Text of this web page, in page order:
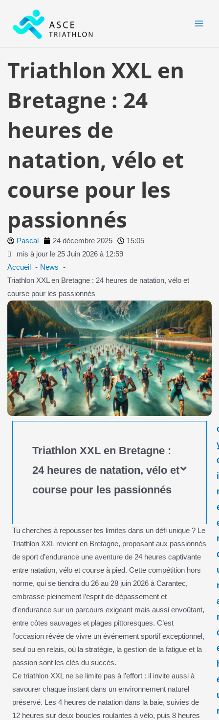
contenu
Triathlon XXL en
Bretagne : 24
heures de
natation, vélo et
course pour les
passionnés
Pascal 24 décembre 2025
15:05
mis à jour le 25 Juin 2026 à 12:59
Accueil
News
Triathlon XXL en Bretagne : 24 heures de natation, vélo et
course pour les passionnés
Triathlon XXL en Bretagne :
24 heures de natation, vélo et
course pour les passionnés
Tu cherches à repousser tes limites dans un défi unique ? Le
Triathlon XXL revient en Bretagne, proposant aux passionnés
de sport d’endurance une aventure de 24 heures captivante
entre natation, vélo et course à pied. Cette compétition hors
norme, qui se tiendra du 26 au 28 juin 2026 à Carantec,
embrasse pleinement l’esprit de dépassement et
d’endurance sur un parcours exigeant mais aussi envoûtant,
entre côtes sauvages et plages pittoresques. C’est
l’occasion rêvée de vivre un événement sportif exceptionnel,
seul ou en relais, où la stratégie, la gestion de la fatigue et la
passion sont les clés du succès.
Ce triathlon XXL ne se limite pas à l’effort : il invite aussi à
savourer chaque instant dans un environnement naturel
préservé. Les 4 heures de natation dans la baie, suivies de
12 heures sur deux boucles roulantes à vélo, puis 8 heures